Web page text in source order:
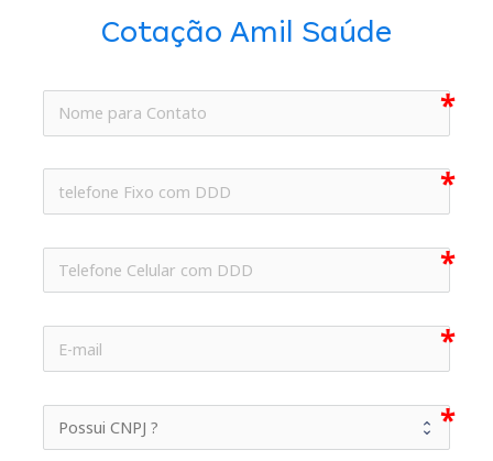
Cotação Amil Saúde